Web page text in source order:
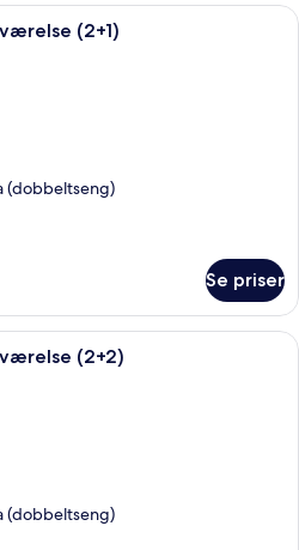
Et hotelværelse med en stor seng,
(2+1)
(dobbeltseng)
Se priser
Et hotelværelse med en stor seng,
(2+2)
(dobbeltseng)